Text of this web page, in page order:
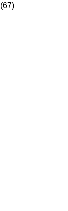
(67)